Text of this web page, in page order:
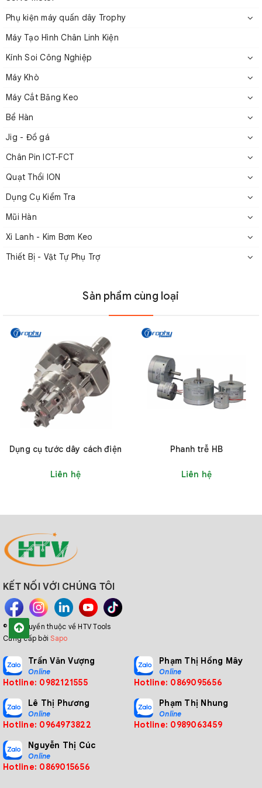
2. Thông số kỹ thuật
Phạm
sức
căng
suất
TD-
R500
1-
500
DC24V Led RS485
R1000
999
TD-
RGX5000
TD-
RGX10KG
1000-
9999
3. Tính năng và ứng dụng
Công cụ thiết yếu cho nhà máy thông minh:
Dòng TD-R là công cụ đo lường thiết yếu, đặc biệt
phù hợp với các nhà máy thông minh và tự động.
Tăng cường hiệu quả hoạt động:
nâng cao hiệu quả làm việc tại chỗ, góp phần tối ưu
Phụ kiện máy quấn dây Trophy
Máy Tạo Hình Chân Linh Kiện
Kính Soi Công Nghiệp
Máy Khò
Máy Cắt Băng Keo
Bể Hàn
Jig - Đồ gá
Chân Pin ICT-FCT
Quạt Thổi ION
Dụng Cụ Kiểm Tra
Mũi Hàn
Xi Lanh - Kim Bơm Keo
Thiết Bị - Vật Tự Phụ Trợ
Sản phẩm cùng loại
Dụng cụ tước dây cách điện
Liên hệ
Phanh trễ HB
Liên hệ
KẾT NỐI VỚI CHÚNG TÔI
© Bản quyền thuộc về HTV Tools
Cung cấp bởiSapo
Trần Văn Vượng
Online
Hotline: 0982121555
Phạm Thị Hồng Mây
Online
Hotline: 0869095656
Lê Thị Phương
Online
Hotline: 0964973822
Phạm Thị Nhung
Online
Hotline: 0989063459
Nguyễn Thị Cúc
Online
Hotline: 0869015656